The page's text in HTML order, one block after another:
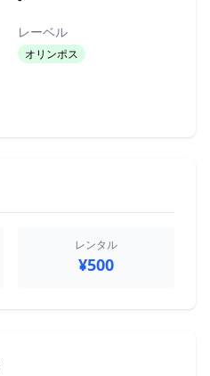
レーベル
オリンポス
レンタル
¥500